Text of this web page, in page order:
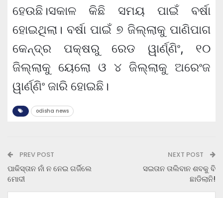
ହେଉଛି।ସକାଳ କିଛି ସମୟ ପାଇଁ ବର୍ଷା
ହୋଇଥିଲା। ବର୍ଷା ପାଇଁ ୭ ଜିଲ୍ଲାକୁ ପାଣିପାଗ
କେନ୍ଦ୍ର ପକ୍ଷରୁ ରେଡ ୱାର୍ଣ୍ଣିଂ, ୧୦
ଜିଲ୍ଲାକୁ ୟେଲୋ ଓ ୪ ଜିଲ୍ଲାକୁ ଅରେଂଜ
ୱାର୍ଣ୍ଣିଂ ଜାରି ହୋଇଛି।
odisha news
PREV POST
ପାକିସ୍ତାନ ନାଁ ନ ନେଇ ଗର୍ଜିଲେ
ମୋଦୀ
NEXT POST
ସଇତାନ ତାଲିବାନ ଶବକୁ ବି
ଛାଡିଲାନି!